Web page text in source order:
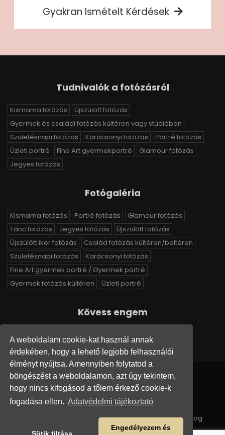
A weboldalam cookie-kat használ annak
érdekében, hogy a lehető legjobb felhasználói
élményt nyújtsa. Amennyiben folytatod a
böngészést a weboldalamon, azt úgy tekintem,
hogy nincs kifogásod a tőlem érkező cookie-k
fogadása ellen. Adatvédelmi tájékoztató
Engedélyezem és
Gyakran Ismételt Kérdések
Tudnivalók a fotózásról
Kismama fotózás
Újszülött fotózás
Gyermek és családi fotózás kültéren vagy stúdióban
Születésnapi fotózás
Karácsonyi fotózás
Portré fotózás
Üzleti portré
Fine Art gyermekportré
Glamour fotózás
Jegyes fotózás
Fotógaléria
Kismama fotózás Portré fotózás
Glamour fotózás
Tánc fotózás
Jegyes fotózás
Újszülött fotózás
Újszülött iker fotózás
Család fotózás kültéren/beltéren
Születésnapi fotózás
Karácsonyi fotózás
Fine Art gyermek portré / Gyermek portré
Gyermek fotózás kültéren
Üzleti portré
Kövess engem
Adatvédelem
Általános Szerződés Feltételek
GDPR adatlekérés / törlés
Copyright © Varazslatospillanatok.hu, 2026. Minden jog
fenntartva.